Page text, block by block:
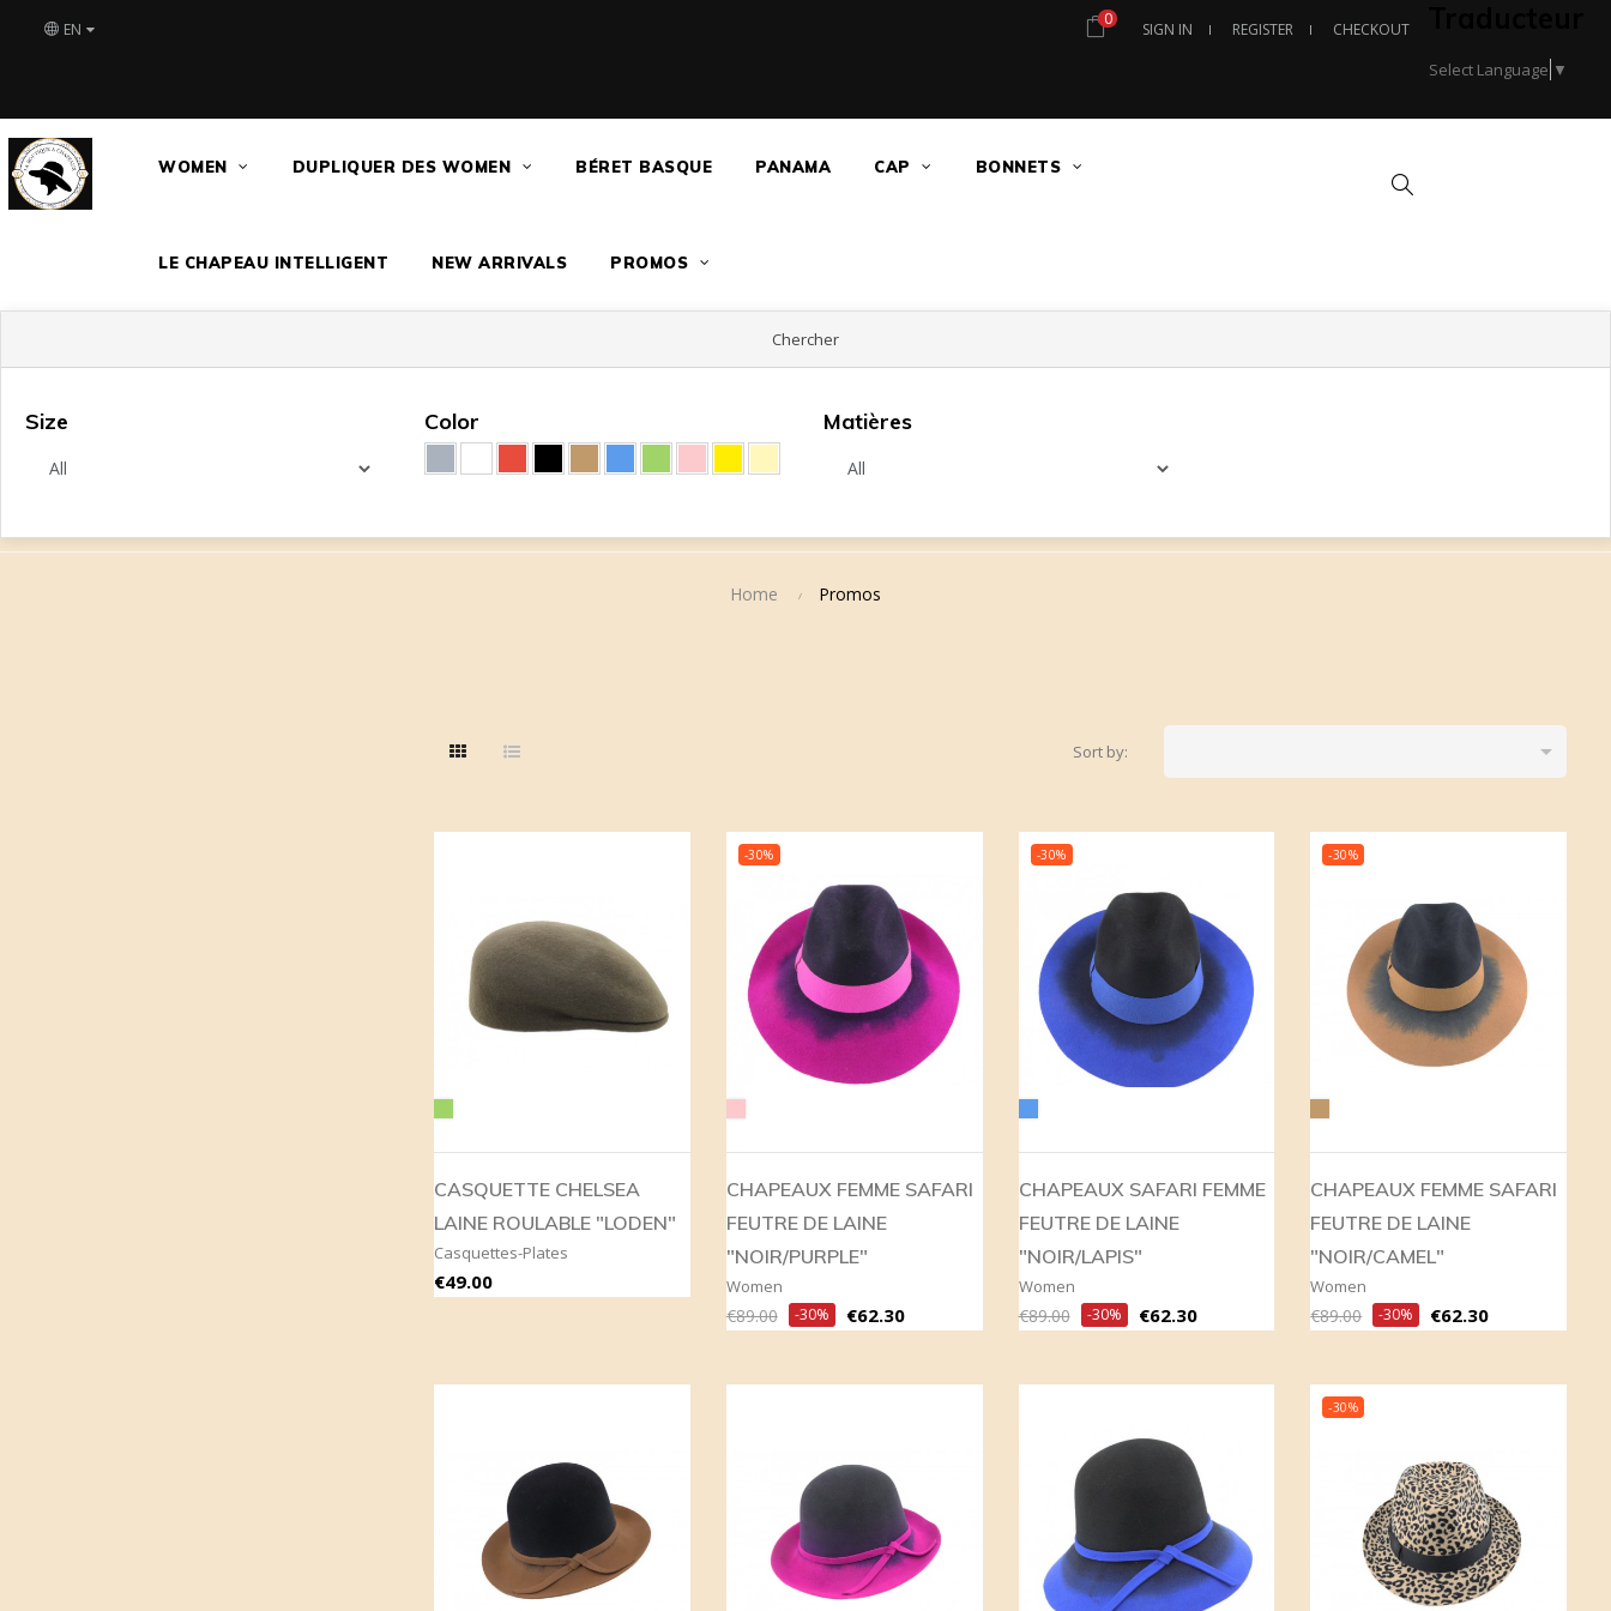
EN
Select Language ▼
SIGN IN REGISTER CHECKOUT
0
WOMEN DUPLIQUER DES WOMEN BÉRET BASQUE PANAMA CAP BONNETS
LE CHAPEAU INTELLIGENT NEW ARRIVALS PROMOS
Search
Chercher
Size Color Matières
Home Promos
Sort by: 
CASQUETTE CHELSEA
LAINE ROULABLE "LODEN"
Casquettes-Plates
Price
€49.00
-30%
CHAPEAUX FEMME SAFARI
FEUTRE DE LAINE
"NOIR/PURPLE"
Women
Regular
€89.00 -30% Price
€62.30
-30%
CHAPEAUX SAFARI FEMME
FEUTRE DE LAINE
"NOIR/LAPIS"
Women
Regular
€89.00 -30% Price
€62.30
-30%
CHAPEAUX FEMME SAFARI
FEUTRE DE LAINE
"NOIR/CAMEL"
Women
Regular
€89.00 -30% Price
€62.30
-30%